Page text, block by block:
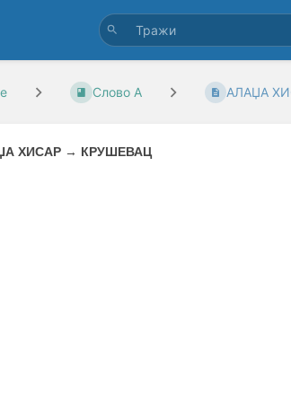
Слово А АЛАЏА
ХИСАР → КРУШЕВАЦ